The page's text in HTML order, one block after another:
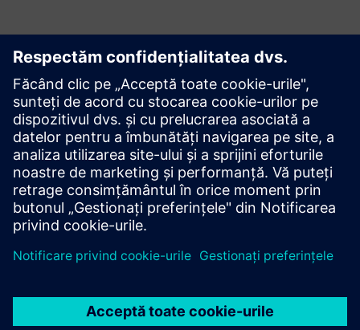
Mișcare
Build
Extinde sau construiește pe un produs/soluție Siemens
Xcelerator prin crearea unui produs nou sau creează o nouă
soluție pentru clienți prin integrarea produsului Siemens
Xcelerator și a produsului propriu